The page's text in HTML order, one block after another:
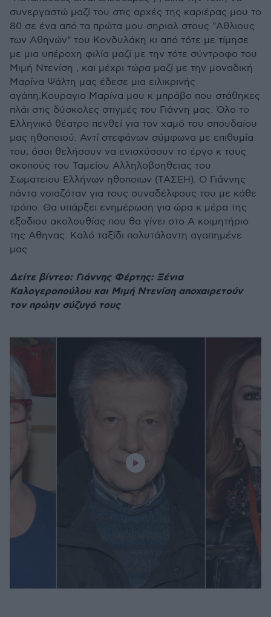
συνεργαστώ μαζί του στις αρχές της καριέρας μου το
80 σε ένα από τα πρώτα μου σηριαλ στους "Aθλιους
των Αθηνών" του Κονδυλάκη κι από τότε με τίμησε
με μια υπέροχη φιλία μαζί με την τότε σύντροφο του
Μιμή Ντενίση , και μέχρι τώρα μαζί με την μοναδική
Μαρίνα Ψάλτη μας έδεσε μια ειλικρινής
αγάπη.Κουραγιο Μαρίνα μου κ μπράβο που στάθηκες
πλάι στις δύσκολες στιγμές του Γιάννη μας. Όλο το
Ελληνικό θέατρο πενθεί για τον χαμό του σπουδαίου
μας ηθοποιού. Αντί στεφάνων σύμφωνα με επιθυμία
του, όσοι θελήσουν να ενισχύσουν το έργο κ τους
σκοπούς του Ταμείου Αλληλοβοηθειας του
Σωματειου Ελλήνων ηθοποιων (ΤΑΣΕΗ). Ο Γιάννης
πάντα νοιαζόταν για τους συναδέλφους του με κάθε
τρόπο. Θα υπάρξει ενημέρωση για ώρα κ μέρα της
εξοδιου ακολουθίας που θα γίνει στο Α κοιμητήριο
της Αθηνας. Καλό ταξίδι πολυτάλαντη αγαπημένε
μας
Δείτε βίντεο: Γιάννης Φέρτης: Ξένια
Καλογεροπούλου και Μιμή Ντενίση αποχαιρετούν
τον πρώην σύζυγό τους